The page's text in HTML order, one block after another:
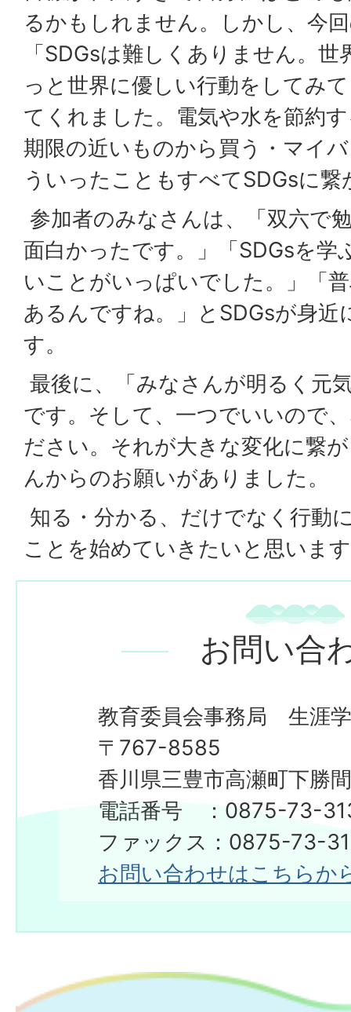
るかもしれません。しかし、今
「SDGsは難しくありません。
っと世界に優しい行動をしてみ
てくれました。電気や水を節約
期限の近いものから買う・マイ
ういったこともすべてSDGsに繋
参加者のみなさんは、「双六で
面白かったです。」「SDGsを学
いことがいっぱいでした。」「
あるんですね。」とSDGsが身近
す。
最後に、「みなさんが明るく元
です。そして、一つでいいので
ださい。それが大きな変化に繋
んからのお願いがありました。
知る・分かる、だけでなく行動
ことを始めていきたいと思いま
お問い合
教育委員会事務局 生涯
〒767-8585
香川県三豊市高瀬町下勝
電話番号 ：0875-73-
ファックス：0875-73-
お問い合わせはこちらか